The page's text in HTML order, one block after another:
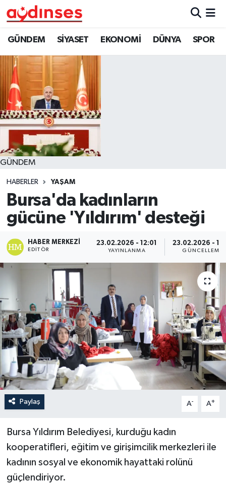
GÜNDEM SİYASET EKONOMİ DÜNYA SPOR
GÜNDEM
HABERLER YAŞAM
Bursa'da kadınların
gücüne 'Yıldırım' desteği
HABER MERKEZI
EDITÖR
23.02.2026 - 12:01
YAYINLANMA
23.02.2026 -
GÜNCELLEME
Paylaş A- A+
Bursa Yıldırım Belediyesi, kurduğu kadın
kooperatifleri, eğitim ve girişimcilik merkezleri ile
kadının sosyal ve ekonomik hayattaki rolünü
güçlendiriyor.
GÜNDEM
SİYASET
EKONOMİ
DÜNYA
SPOR
MAGAZİN
YAŞAM
Nöbetçi Eczaneler
Hava Durumu
Aydin Namaz Vakitleri
Trafik Durumu
Süper Lig Puan Durumu ve Fikstür
Tüm Manşetler
Son Dakika Haberleri
Haber Arşivi